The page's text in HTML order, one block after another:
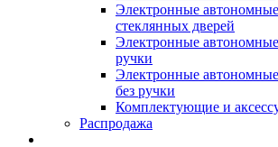
Электронные
стеклянных дверей
Электронные
ручки
Электронные
без ручки
Комплектующие и
Распродажа